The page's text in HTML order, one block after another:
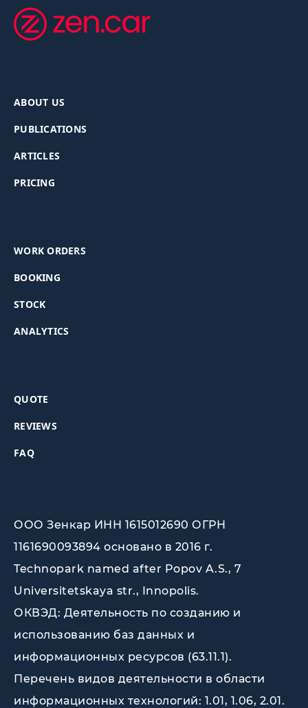
ABOUT US
PUBLICATIONS
ARTICLES
PRICING
WORK ORDERS
BOOKING
STOCK
ANALYTICS
QUOTE
REVIEWS
FAQ
ООО Зенкар ИНН 1615012690 ОГРН
1161690093894 основано в 2016 г.
Technopark named after Popov A.S., 7
Universitetskaya str., Innopolis.
ОКВЭД: Деятельность по созданию и
использованию баз данных и
информационных ресурсов (63.11.1).
Перечень видов деятельности в области
информационных технологий: 1.01, 1.06, 2.01.